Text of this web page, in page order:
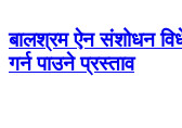
बालश्रम ऐन संशोधन
गर्न पाउने प्रस्ताव